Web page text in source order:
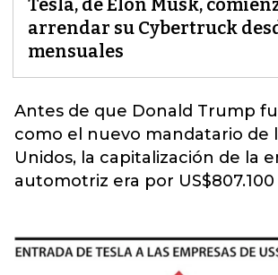
Tesla, de Elon Musk,
arrendar su Cybertruck
mensuales
Antes de que Donald Trump
como el nuevo mandatario de
Unidos, la capitalización de la
automotriz era por